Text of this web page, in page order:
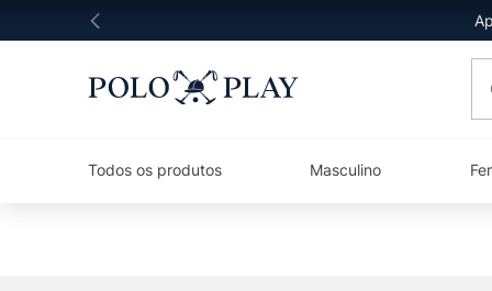
Todos os produtos Masculino